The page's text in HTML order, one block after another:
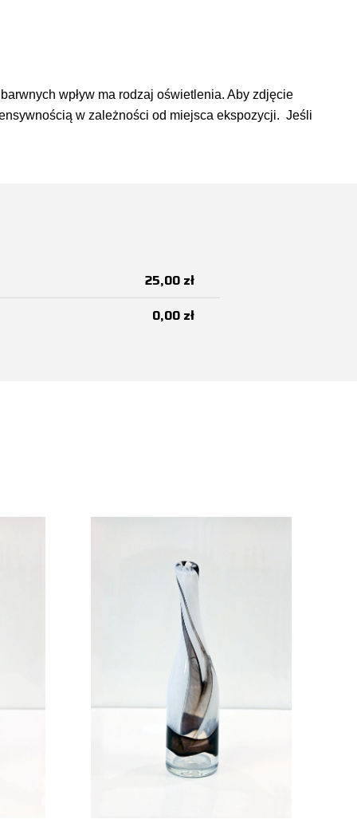
wpływ ma rodzaj oświetlenia. Aby zdjęcie
w zależności od miejsca ekspozycji. Jeśli
25,00 zł
0,00 zł